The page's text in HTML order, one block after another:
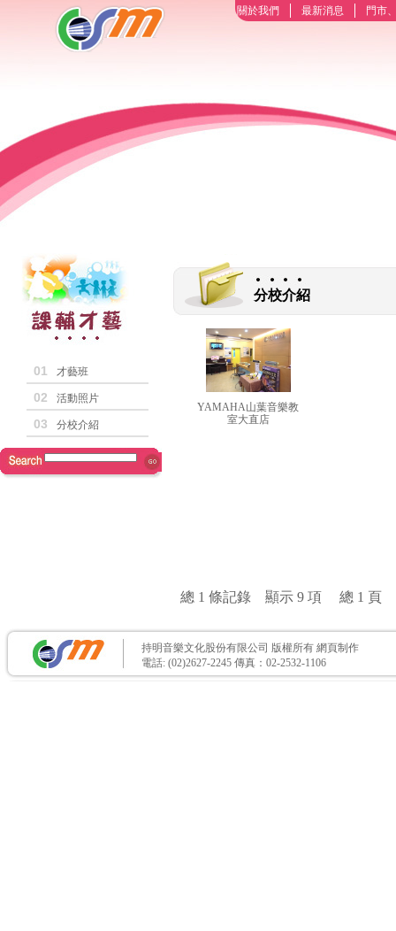
關於我們 最新消息 門市
01 才藝班
02 活動照片
03 分校介紹
分校介紹
YAMAHA山葉音樂教
室大直店
總 1 條記錄 顯示 9 項 總 1
持明音樂文化股份有限公司 版權所有 網頁制作
電話: (02)2627-2245 傳真：02-2532-1106